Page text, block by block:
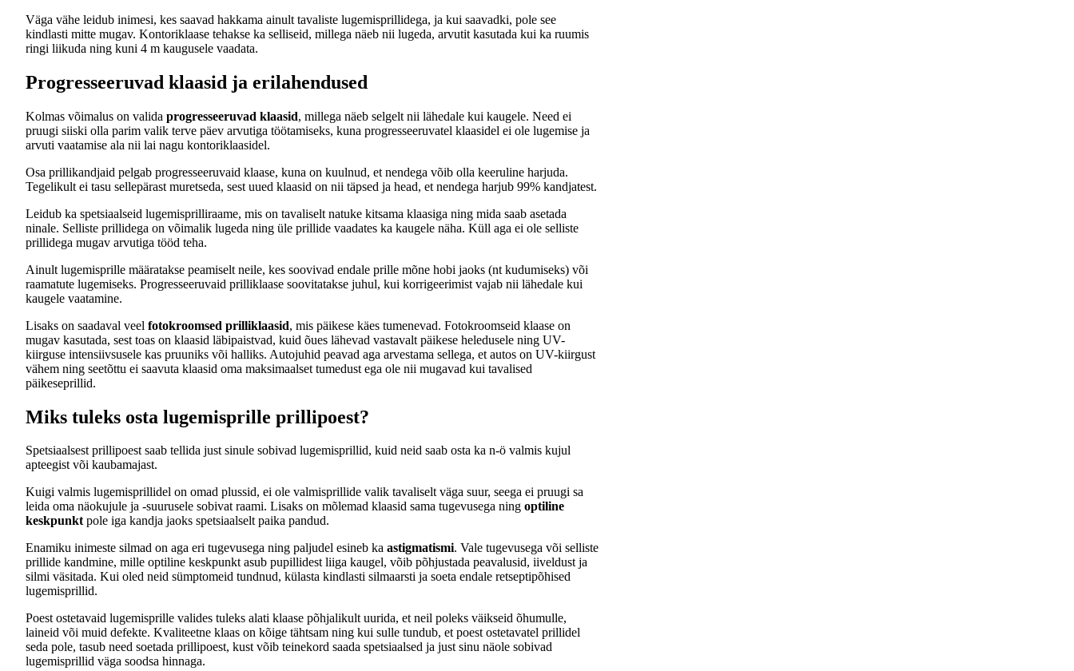
Väga vähe leidub inimesi, kes saavad hakkama ainult tavaliste lugemisprillidega, ja kui saavadki, pole see
kindlasti mitte mugav. Kontoriklaase tehakse ka selliseid, millega näeb nii lugeda, arvutit kasutada kui ka ruumis
ringi liikuda ning kuni 4 m kaugusele vaadata.
Progresseeruvad klaasid ja erilahendused
Kolmas võimalus on valida progresseeruvad klaasid, millega näeb selgelt nii lähedale kui kaugele. Need ei
pruugi siiski olla parim valik terve päev arvutiga töötamiseks, kuna progresseeruvatel klaasidel ei ole lugemise ja
arvuti vaatamise ala nii lai nagu kontoriklaasidel.
Osa prillikandjaid pelgab progresseeruvaid klaase, kuna on kuulnud, et nendega võib olla keeruline harjuda.
Tegelikult ei tasu sellepärast muretseda, sest uued klaasid on nii täpsed ja head, et nendega harjub 99% kandjatest.
Leidub ka spetsiaalseid lugemisprilliraame, mis on tavaliselt natuke kitsama klaasiga ning mida saab asetada
ninale. Selliste prillidega on võimalik lugeda ning üle prillide vaadates ka kaugele näha. Küll aga ei ole selliste
prillidega mugav arvutiga tööd teha.
Ainult lugemisprille määratakse peamiselt neile, kes soovivad endale prille mõne hobi jaoks (nt kudumiseks) või
raamatute lugemiseks. Progresseeruvaid prilliklaase soovitatakse juhul, kui korrigeerimist vajab nii lähedale kui
kaugele vaatamine.
Lisaks on saadaval veel fotokroomsed prilliklaasid, mis päikese käes tumenevad. Fotokroomseid klaase on
mugav kasutada, sest toas on klaasid läbipaistvad, kuid õues lähevad vastavalt päikese heledusele ning UV-
kiirguse intensiivsusele kas pruuniks või halliks. Autojuhid peavad aga arvestama sellega, et autos on UV-kiirgust
vähem ning seetõttu ei saavuta klaasid oma maksimaalset tumedust ega ole nii mugavad kui tavalised
päikeseprillid.
Miks tuleks osta lugemisprille prillipoest?
Spetsiaalsest prillipoest saab tellida just sinule sobivad lugemisprillid, kuid neid saab osta ka n-ö valmis kujul
apteegist või kaubamajast.
Kuigi valmis lugemisprillidel on omad plussid, ei ole valmisprillide valik tavaliselt väga suur, seega ei pruugi sa
leida oma näokujule ja -suurusele sobivat raami. Lisaks on mõlemad klaasid sama tugevusega ning optiline
keskpunktpole iga kandja jaoks spetsiaalselt paika pandud.
Enamiku inimeste silmad on aga eri tugevusega ning paljudel esineb ka astigmatismi. Vale tugevusega või selliste
prillide kandmine, mille optiline keskpunkt asub pupillidest liiga kaugel, võib põhjustada peavalusid, iiveldust ja
silmi väsitada. Kui oled neid sümptomeid tundnud, külasta kindlasti silmaarsti ja soeta endale retseptipõhised
lugemisprillid.
Poest ostetavaid lugemisprille valides tuleks alati klaase põhjalikult uurida, et neil poleks väikseid õhumulle,
laineid või muid defekte. Kvaliteetne klaas on kõige tähtsam ning kui sulle tundub, et poest ostetavatel prillidel
seda pole, tasub need soetada prillipoest, kust võib teinekord saada spetsiaalsed ja just sinu näole sobivad
lugemisprillid väga soodsa hinnaga.